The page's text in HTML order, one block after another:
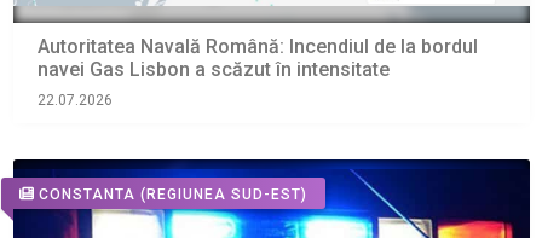
Autoritatea Navală Română: Incendiul de la bordul
navei Gas Lisbon a scăzut în intensitate
22.07.2026
CONSTANTA (REGIUNEA SUD-EST)